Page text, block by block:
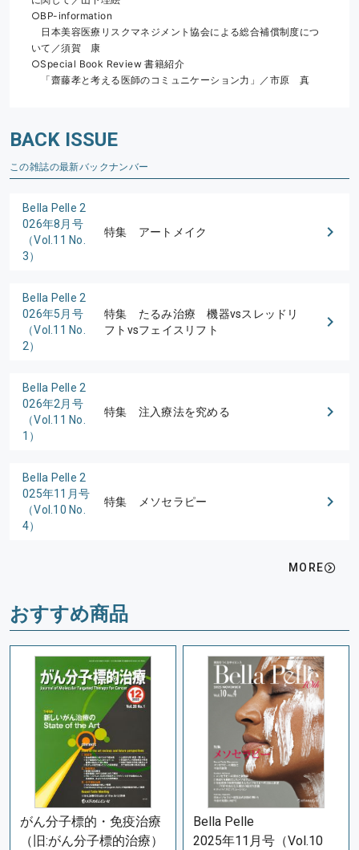
○BP-information
日本美容医療リスクマネジメント協会による総合補償制度につ
いて／須賀　康
○Special Book Review 書籍紹介
「齋藤孝と考える医師のコミュニケーション力」／市原　真
BACK ISSUE
この雑誌の最新バックナンバー
Bella Pelle 2
026年8月号
（Vol.11 No.
3）
特集 アートメイク
Bella Pelle 2
026年5月号
（Vol.11 No.
2）
特集 たるみ治療 機器vsスレッドリ
フトvsフェイスリフト
Bella Pelle 2
026年2月号
（Vol.11 No.
1）
特集 注入療法を究める
Bella Pelle 2
025年11月号
（Vol.10 No.
4）
特集 メソセラピー
MORE
おすすめ商品
がん分子標的・免疫治療
（旧:がん分子標的治療）
Bella Pelle
2025年11月号（Vol.10